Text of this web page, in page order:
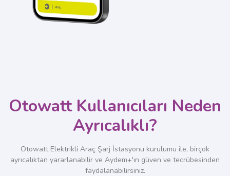
Otowatt Kullanıcıları Neden
Ayrıcalıklı?
Otowatt Elektrikli Araç Şarj İstasyonu kurulumu ile, birçok
ayrıcalıktan yararlanabilir ve Aydem+'ın güven ve tecrübesinden
faydalanabilirsiniz.